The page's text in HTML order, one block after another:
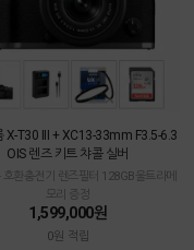
X-T30 III + XC13-33mm F3.5-6.3
OIS 렌즈 키트 챠콜 실버
호환충전기 렌즈필터 128GB울트라메
모리 증정
1,599,000원
0원 적립